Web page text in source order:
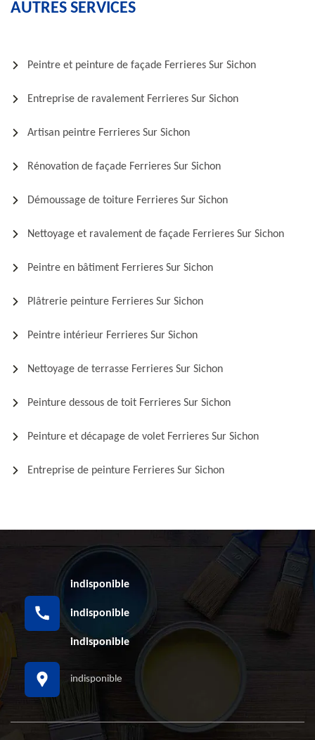
AUTRES SERVICES
Peintre et peinture de façade Ferrieres Sur Sichon
Entreprise de ravalement Ferrieres Sur Sichon
Artisan peintre Ferrieres Sur Sichon
Rénovation de façade Ferrieres Sur Sichon
Démoussage de toiture Ferrieres Sur Sichon
Nettoyage et ravalement de façade Ferrieres Sur Sichon
Peintre en bâtiment Ferrieres Sur Sichon
Plâtrerie peinture Ferrieres Sur Sichon
Peintre intérieur Ferrieres Sur Sichon
Nettoyage de terrasse Ferrieres Sur Sichon
Peinture dessous de toit Ferrieres Sur Sichon
Peinture et décapage de volet Ferrieres Sur Sichon
Entreprise de peinture Ferrieres Sur Sichon
indisponible
indisponible
indisponible
indisponible